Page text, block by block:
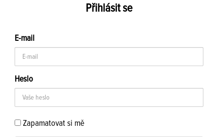
Přihlásit se
E-mail
Heslo
Zapamatovat si mě